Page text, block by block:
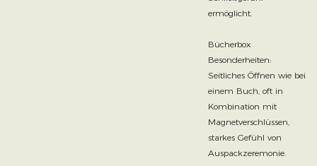
ermöglicht.
Bücherbox
Besonderheiten:
Seitliches Öffnen wie bei
einem Buch, oft in
Kombination mit
Magnetverschlüssen,
starkes Gefühl von
Auspackzeremonie.